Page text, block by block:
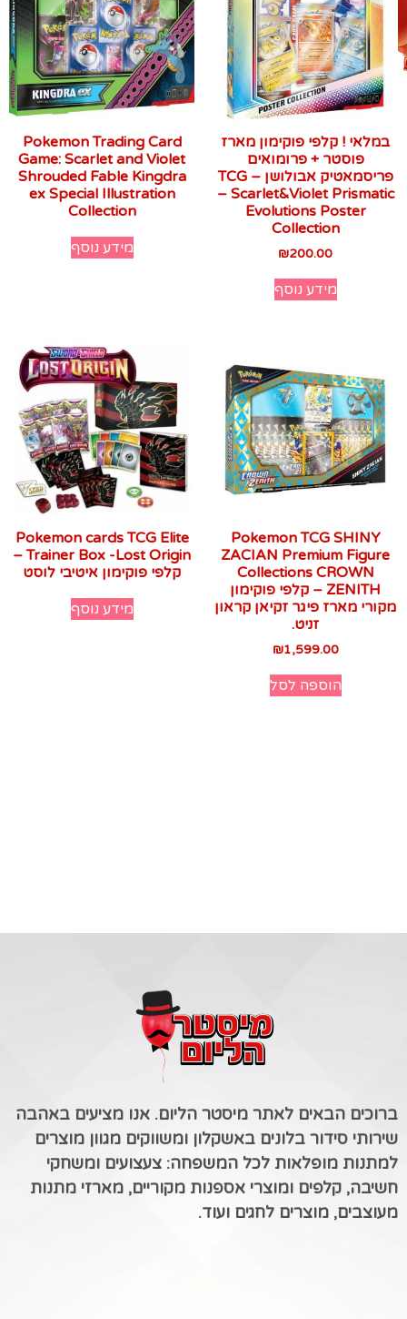
במלאי ! קלפי פוקימון מארז
פוסטר + פרומואים
פריסמאטיק אבולושן – TCG
– Scarlet&Violet Prismatic
Evolutions Poster
Collection
₪200.00
מידע נוסף
Pokemon Trading Card
Game: Scarlet and Violet
Shrouded Fable Kingdra
ex Special Illustration
Collection
מידע נוסף
Pokemon TCG SHINY
ZACIAN Premium Figure
Collections CROWN
ZENITH – קלפי פוקימון
מקורי מארז פיגר זקיאן קראון
זניט.
₪1,599.00
הוספה לסל
Pokemon cards TCG Elite
Trainer Box -Lost Origin –
קלפי פוקימון איטיבי לוסט
מידע נוסף
ברוכים הבאים לאתר מיסטר הליום. אנו מציעים באהבה
שירותי סידור בלונים באשקלון ומשווקים מגוון מוצרים
למתנות מופלאות לכל המשפחה: צעצועים ומשחקי
חשיבה, קלפים ומוצרי אספנות מקוריים, מארזי מתנות
מעוצבים, מוצרים לחגים ועוד.